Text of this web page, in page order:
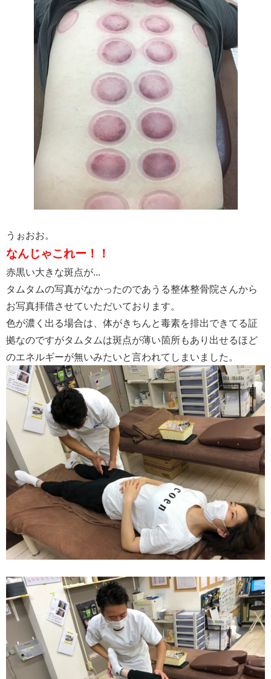
うぉおお。
なんじゃこれー！！
赤黒い大きな斑点が...
タムタムの写真がなかったのであうる整体整骨院さんから
お写真拝借させていただいております。
色が濃く出る場合は、体がきちんと毒素を排出できてる証
拠なのですがタムタムは斑点が薄い箇所もあり出せるほど
のエネルギーが無いみたいと言われてしまいました。